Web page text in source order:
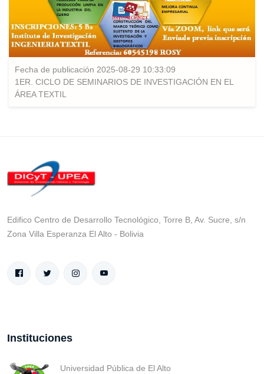
Fecha de publicación 2025-08-29 10:33:09
1ER. CICLO DE SEMINARIOS DE INVESTIGACIÓN EN EL
ÁREA TEXTIL
Edifico Centro de Desarrollo Tecnológico, Torre B, Av. Sucre, s/n
Zona Villa Esperanza El Alto - Bolivia
Instituciones
Universidad Pública de El Alto